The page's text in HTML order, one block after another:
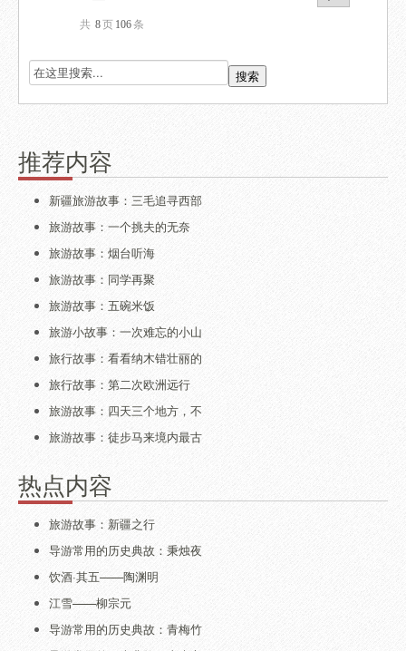
共 8页 106条
推荐内容
新疆旅游故事：三毛追寻西部
旅游故事：一个挑夫的无奈
旅游故事：烟台听海
旅游故事：同学再聚
旅游故事：五碗米饭
旅游小故事：一次难忘的小山
旅行故事：看看纳木错壮丽的
旅行故事：第二次欧洲远行
旅游故事：四天三个地方，不
旅游故事：徒步马来境内最古
热点内容
旅游故事：新疆之行
导游常用的历史典故：秉烛夜
饮酒·其五——陶渊明
江雪——柳宗元
导游常用的历史典故：青梅竹